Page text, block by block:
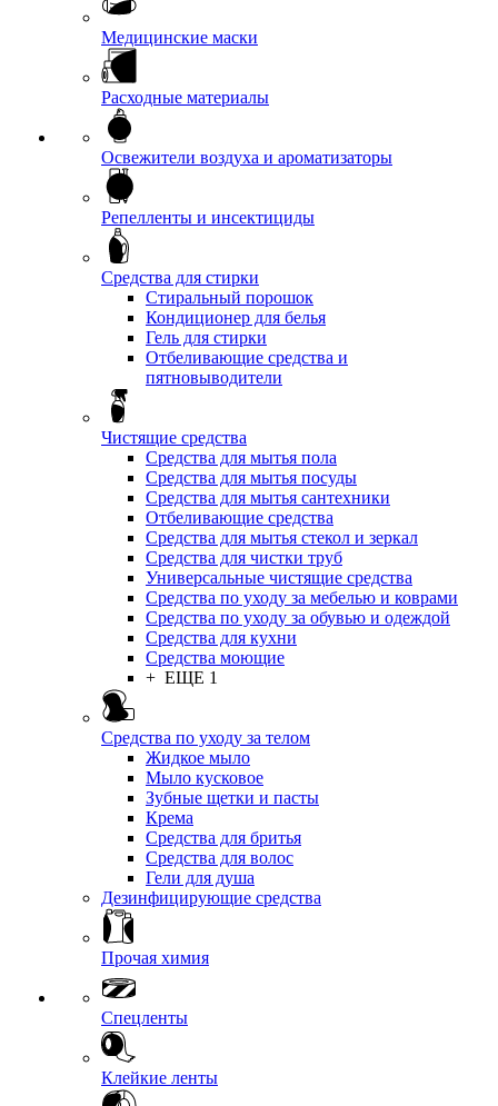
Медицинские маски
Расходные материалы
Освежители воздуха и ароматизаторы
Репелленты и инсектициды
Средства для стирки
Стиральный порошок
Кондиционер для белья
Гель для стирки
Отбеливающие средства и
пятновыводители
Чистящие средства
Средства для мытья пола
Средства для мытья посуды
Средства для мытья сантехники
Отбеливающие средства
Средства для мытья стекол и зеркал
Средства для чистки труб
Универсальные чистящие средства
Средства по уходу за мебелью и коврами
Средства по уходу за обувью и одеждой
Средства для кухни
Средства моющие
+ ЕЩЕ 1
Средства по уходу за телом
Жидкое мыло
Мыло кусковое
Зубные щетки и пасты
Крема
Средства для бритья
Средства для волос
Гели для душа
Дезинфицирующие средства
Прочая химия
Спецленты
Клейкие ленты